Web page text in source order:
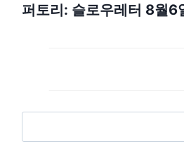
퍼토리: 슬로우레터 8월6